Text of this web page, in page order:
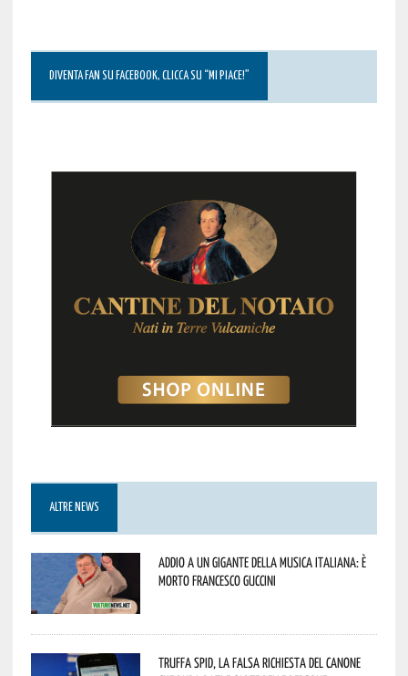
DIVENTA FAN SU FACEBOOK, CLICCA SU “MI PIACE!”
ALTRE NEWS
Addio a un gigante della musica italiana: è
morto Francesco Guccini
Truffa Spid, la falsa richiesta del canone